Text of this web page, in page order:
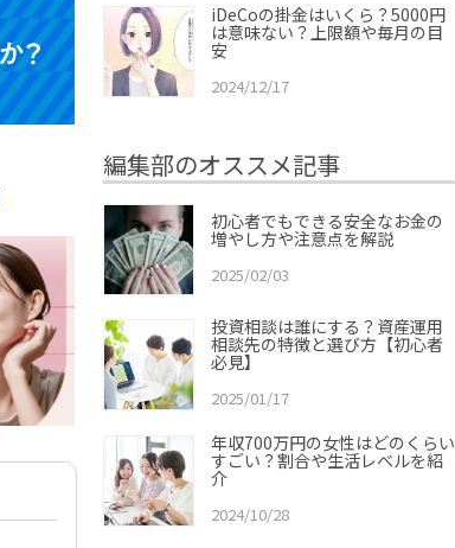
iDeCoの掛金はいくら？5000円
は意味ない？上限額や毎月の目
安
2024/12/17
編集部のオススメ記事
初心者でもできる安全なお金の
増やし方や注意点を解説
2025/02/03
投資相談は誰にする？資産運用
相談先の特徴と選び方【初心者
必見】
2025/01/17
年収700万円の女性はどのくらい
すごい？割合や生活レベルを紹
介
2024/10/28